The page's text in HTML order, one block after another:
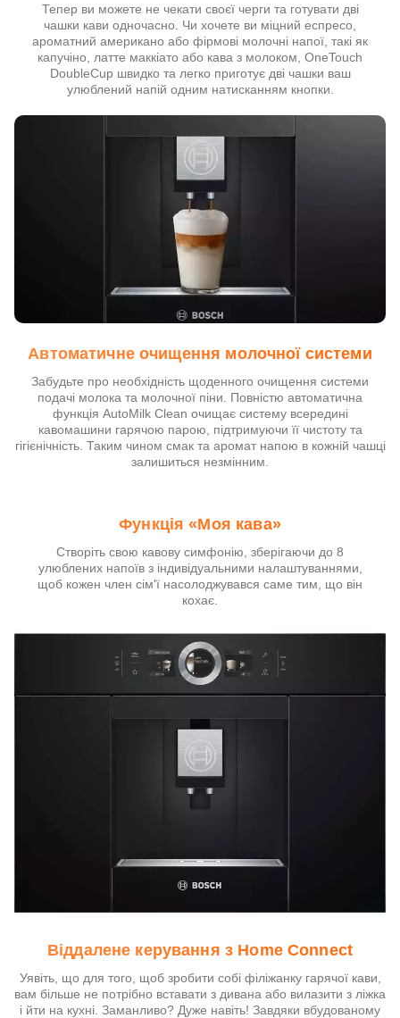
Тепер ви можете не чекати своєї черги та готувати дві
чашки кави одночасно. Чи хочете ви міцний еспресо,
ароматний американо або фірмові молочні напої, такі як
капучіно, латте маккіато або кава з молоком, OneTouch
DoubleCup швидко та легко приготує дві чашки ваш
улюблений напій одним натисканням кнопки.
Автоматичне очищення молочної системи
Забудьте про необхідність щоденного очищення системи
подачі молока та молочної піни. Повністю автоматична
функція AutoMilk Clean очищає систему всередині
кавомашини гарячою парою, підтримуючи її чистоту та
гігієнічність. Таким чином смак та аромат напою в кожній чашці
залишиться незмінним.
Функція «Моя кава»
Створіть свою кавову симфонію, зберігаючи до 8
улюблених напоїв з індивідуальними налаштуваннями,
щоб кожен член сім'ї насолоджувався саме тим, що він
кохає.
Віддалене керування з Home Connect
Уявіть, що для того, щоб зробити собі філіжанку гарячої кави,
вам більше не потрібно вставати з дивана або вилазити з ліжка
і йти на кухні. Заманливо? Дуже навіть! Завдяки вбудованому